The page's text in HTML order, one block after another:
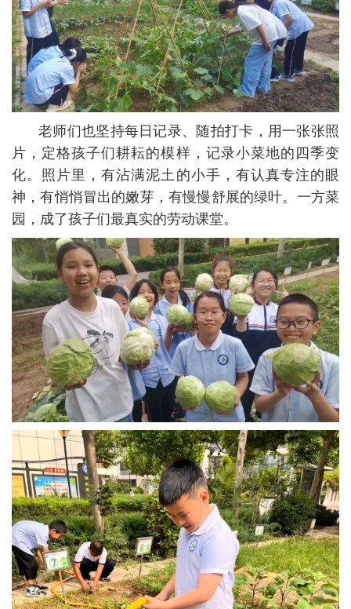
老师们也坚持每日记录、随拍打卡，用一张张照
片，定格孩子们耕耘的模样，记录小菜地的四季变
化。照片里，有沾满泥土的小手，有认真专注的眼
神，有悄悄冒出的嫩芽，有慢慢舒展的绿叶。一方菜
园，成了孩子们最真实的劳动课堂。